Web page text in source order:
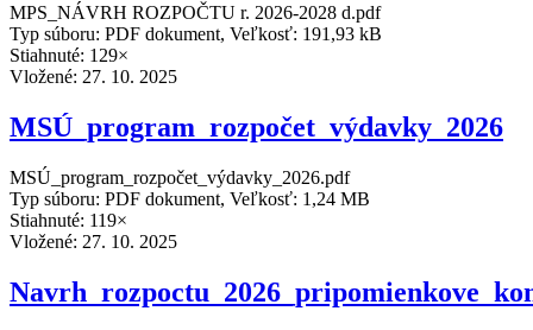
MPS_NÁVRH ROZPOČTU r. 2026-2028 d.pdf
Typ súboru: PDF dokument, Veľkosť: 191,93 kB
Stiahnuté: 129×
Vložené: 27. 10. 2025
MSÚ_program_rozpočet_výdavky_2026
MSÚ_program_rozpočet_výdavky_2026.pdf
Typ súboru: PDF dokument, Veľkosť: 1,24 MB
Stiahnuté: 119×
Vložené: 27. 10. 2025